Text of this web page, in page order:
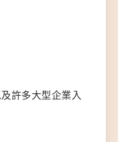
許多大型企業入